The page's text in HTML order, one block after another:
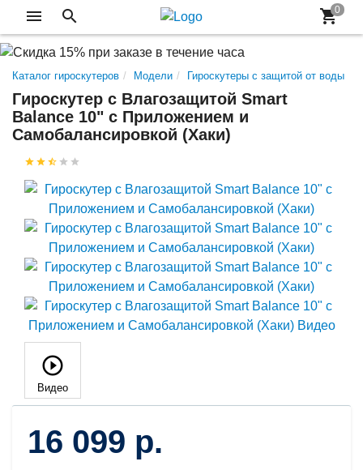
Каталог гироскутеров Модели Гироскутеры с защитой от воды
Гироскутер с Влагозащитой Smart
Balance 10" c Приложением и
Самобалансировкой (Хаки)
Видео
16 099 р.